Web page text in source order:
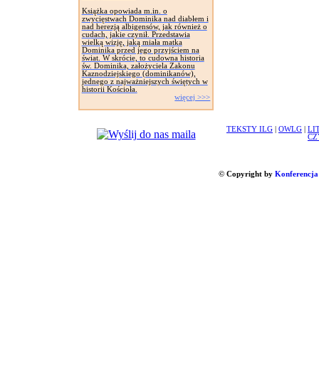
Książka opowiada m.in. o
zwycięstwach Dominika nad diabłem i
nad herezją albigensów, jak również o
cudach, jakie czynił. Przedstawia
wielką wizję, jaką miała matka
Dominika przed jego przyjściem na
świat. W skrócie, to cudowna historia
św. Dominika, założyciela Zakonu
Kaznodziejskiego (dominikanów),
jednego z najważniejszych świętych w
historii Kościoła.
więcej >>>
TEKSTY ILG OWLG
© Copyright by Konferencja